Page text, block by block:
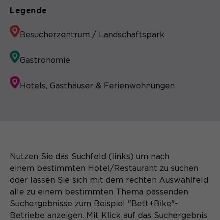
Legende
Besucherzentrum / Landschaftspark
Gastronomie
Hotels, Gasthäuser & Ferienwohnungen
Nutzen Sie das Suchfeld (links) um nach
einem bestimmten Hotel/Restaurant zu suchen
oder lassen Sie sich mit dem rechten Auswahlfeld
alle zu einem bestimmten Thema passenden
Suchergebnisse zum Beispiel "Bett+Bike"-
Betriebe anzeigen. Mit Klick auf das Suchergebnis